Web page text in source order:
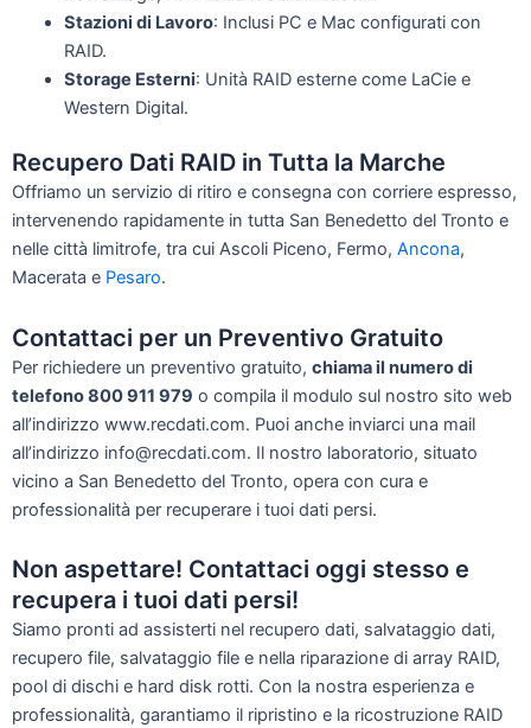
Stazioni di Lavoro: Inclusi PC e Mac configurati con
RAID.
Storage Esterni: Unità RAID esterne come LaCie e
Western Digital.
Recupero Dati RAID in Tutta la Marche
Offriamo un servizio di ritiro e consegna con corriere espresso,
intervenendo rapidamente in tutta San Benedetto del Tronto e
nelle città limitrofe, tra cui Ascoli Piceno, Fermo, Ancona,
Macerata e Pesaro.
Contattaci per un Preventivo Gratuito
Per richiedere un preventivo gratuito, chiama il numero di
telefono 800 911 979 o compila il modulo sul nostro sito web
all’indirizzo www.recdati.com. Puoi anche inviarci una mail
all’indirizzo info@recdati.com. Il nostro laboratorio, situato
vicino a San Benedetto del Tronto, opera con cura e
professionalità per recuperare i tuoi dati persi.
Non aspettare! Contattaci oggi stesso e
recupera i tuoi dati persi!
Siamo pronti ad assisterti nel recupero dati, salvataggio dati,
recupero file, salvataggio file e nella riparazione di array RAID,
pool di dischi e hard disk rotti. Con la nostra esperienza e
professionalità, garantiamo il ripristino e la ricostruzione RAID